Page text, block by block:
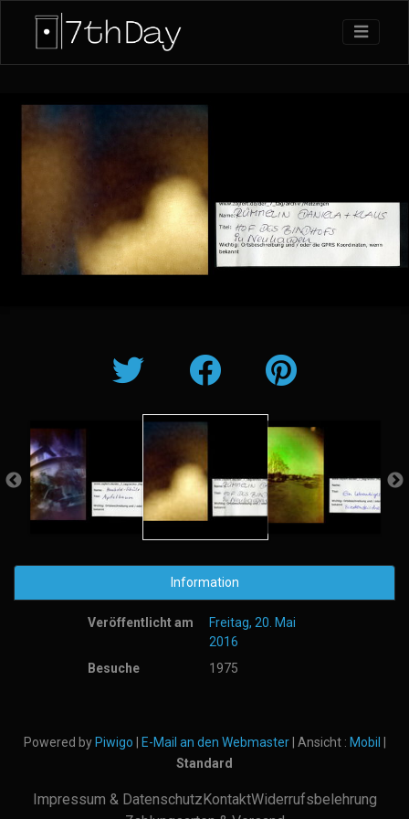
Information
Veröffentlicht am
Freitag, 20. Mai
2016
Besuche
1975
Powered by Piwigo E-Mail an den Webmaster| Ansicht : Mobil
Standard
Impressum & Datenschutz KontaktWiderrufsbelehrung